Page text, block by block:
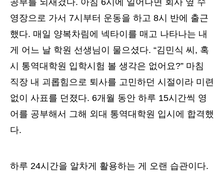
영장으로 가서 7시부터 운동을 하고 8시 반에 출근
했다. 매일 양복차림에 넥타이를 매고 나타나는 내
게 어느 날 학원 선생님이 물으셨다. “김민식 씨, 혹
시 통역대학원 입학시험 볼 생각은 없어요?” 마침
직장 내 괴롭힘으로 퇴사를 고민하던 시절이라 미련
없이 사표를 던졌다. 6개월 동안 하루 15시간씩 영
어를 공부해서 그해 외대 통역대학원 입시에 합격했
다.
하루 24시간을 알차게 활용하는 게 오랜 습관이다.